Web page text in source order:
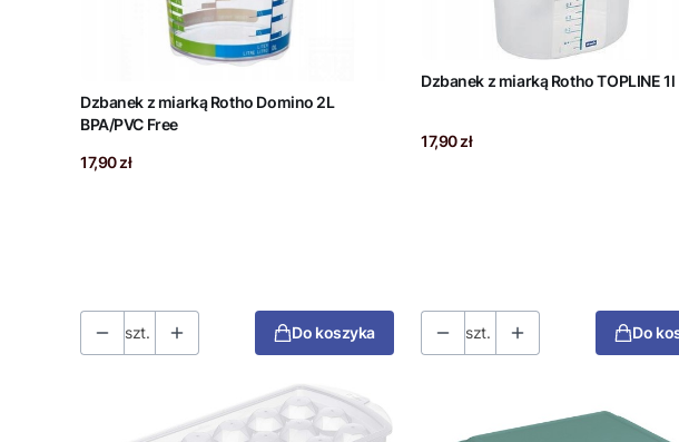
Dzbanek z miarką Rotho Domino 2L
BPA/PVC Free
Cena
17,90 zł
szt. Do koszyka
Dzbanek z miarką Rotho TOPLINE 1l
Cena
17,90 zł
szt. Do